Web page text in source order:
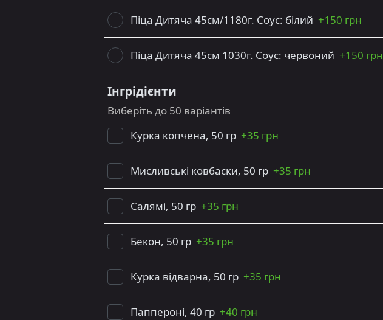
Піца Дитяча 45см/1180г. Соус: білий +150 грн
Піца Дитяча 45см 1030г. Соус: червоний +150 грн
Інгрідієнти
Виберіть до 50 варіантів
Курка копчена, 50 гр +35 грн
Мисливські ковбаски, 50 гр +35 грн
Салямі, 50 гр +35 грн
Бекон, 50 гр +35 грн
Курка відварна, 50 гр +35 грн
Паппероні, 40 гр +40 грн